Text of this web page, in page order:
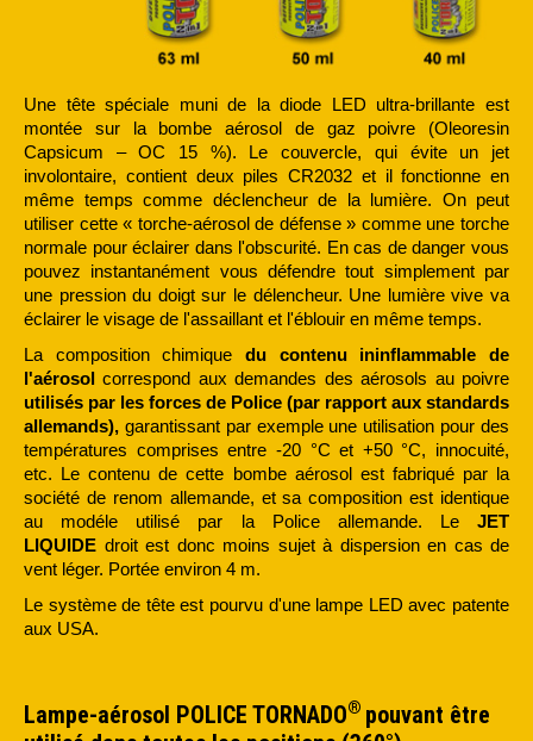
Une tête spéciale muni de la diode LED ultra-brillante est
montée sur la bombe aérosol de gaz poivre (Oleoresin
Capsicum – OC 15 %). Le couvercle, qui évite un jet
involontaire, contient deux piles CR2032 et il fonctionne en
même temps comme déclencheur de la lumière. On peut
utiliser cette « torche-aérosol de défense » comme une torche
normale pour éclairer dans l'obscurité. En cas de danger vous
pouvez instantanément vous défendre tout simplement par
une pression du doigt sur le délencheur. Une lumière vive va
éclairer le visage de l'assaillant et l'éblouir en même temps.
La composition chimique du contenu ininflammable de
l'aérosol correspond aux demandes des aérosols au poivre
utilisés par les forces de Police (par rapport aux standards
allemands), garantissant par exemple une utilisation pour des
températures comprises entre -20 °C et +50 °C, innocuité,
etc. Le contenu de cette bombe aérosol est fabriqué par la
société de renom allemande, et sa composition est identique
au modéle utilisé par la Police allemande. Le JET
LIQUIDE droit est donc moins sujet à dispersion en cas de
vent léger. Portée environ 4 m.
Le système de tête est pourvu d'une lampe LED avec patente
aux USA.
Lampe-aérosol POLICE TORNADO® pouvant être